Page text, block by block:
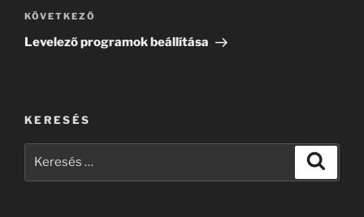
Következő
bejegyzés
KÖVETKEZŐ
Levelező programok beállítása
KERESÉS